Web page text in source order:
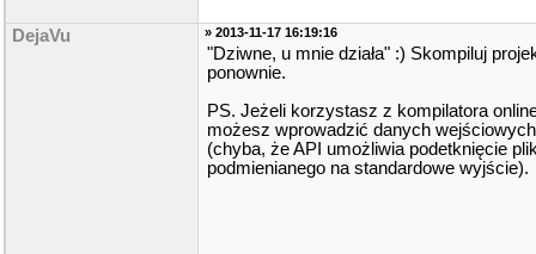
DejaVu » 2013-11-17 16:19:16
"Dziwne, u mnie działa" :) Skompiluj
ponownie.
PS. Jeżeli korzystasz z kompilatora
możesz wprowadzić danych wejściowych
(chyba, że API umożliwia podetknięcie
podmienianego na standardowe wyjście).